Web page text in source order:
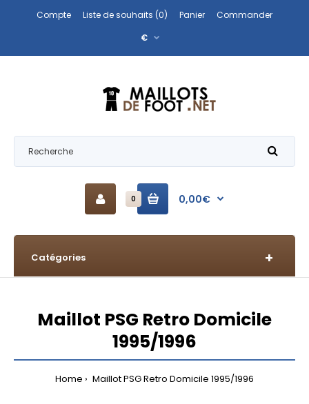
Compte Liste de souhaits (0) Panier
Commander
€
0 0,00€
Catégories
Maillot PSG Retro Domicile
1995/1996
Home Maillot PSG Retro Domicile 1995/1996